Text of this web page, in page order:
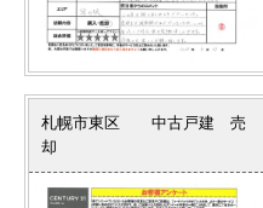
札幌市東区 中古戸建 売
却